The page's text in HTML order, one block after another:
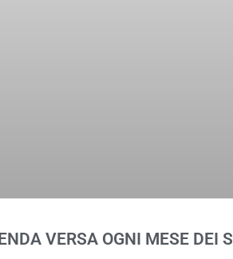
VERSA OGNI MESE DEI